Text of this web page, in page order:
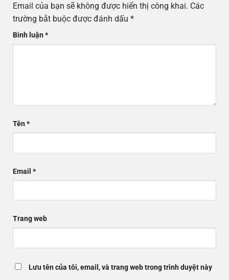
Email của bạn sẽ không được hiển thị công khai. Các
trường bắt buộc được đánh dấu *
Bình luận*
Tên*
Email *
Trang web
Lưu tên của tôi, email, và trang web trong trình duyệt này